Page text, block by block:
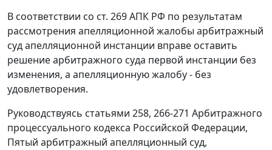
В соответствии со ст. 269АПК РФ по результатам
рассмотрения апелляционной жалобы арбитражный
суд апелляционной инстанции вправе оставить
решение арбитражного суда первой инстанции без
изменения, а апелляционную жалобу - без
удовлетворения.
Руководствуясь статьями 258, 266-271 Арбитражного
процессуального кодекса Российской Федерации,
Пятый арбитражный апелляционный суд,